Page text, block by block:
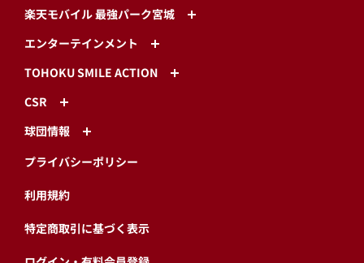
楽天モバイル 最強パーク宮城
エンターテインメント
TOHOKU SMILE ACTION
CSR
球団情報
プライバシーポリシー
利用規約
特定商取引に基づく表示